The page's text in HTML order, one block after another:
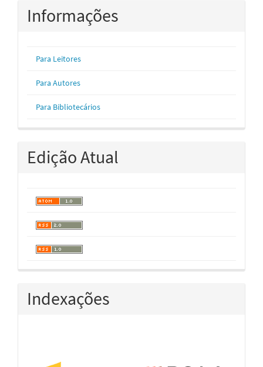
Informações
Para Leitores
Para Autores
Para Bibliotecários
Edição Atual
Indexações